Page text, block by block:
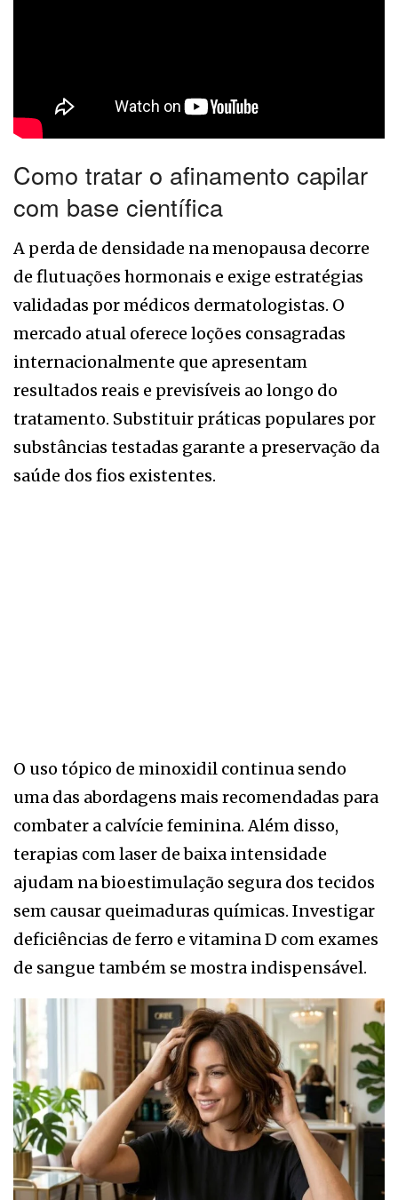
Como tratar o afinamento capilar
com base científica
A perda de densidade na menopausa decorre
de flutuações hormonais e exige estratégias
validadas por médicos dermatologistas. O
mercado atual oferece loções consagradas
internacionalmente que apresentam
resultados reais e previsíveis ao longo do
tratamento. Substituir práticas populares por
substâncias testadas garante a preservação da
saúde dos fios existentes.
O uso tópico de minoxidil continua sendo
uma das abordagens mais recomendadas para
combater a calvície feminina. Além disso,
terapias com laser de baixa intensidade
ajudam na bioestimulação segura dos tecidos
sem causar queimaduras químicas. Investigar
deficiências de ferro e vitamina D com exames
de sangue também se mostra indispensável.